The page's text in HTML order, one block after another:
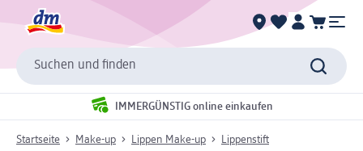
Suchen und finden
IMMERGÜNSTIG online einkaufen
Startseite Make-up Lippen Make-up Lippenstift